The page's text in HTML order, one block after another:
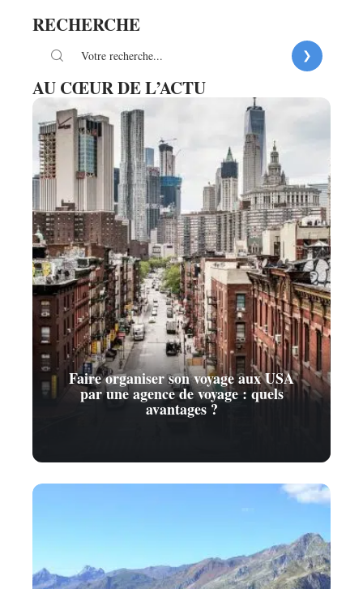
RECHERCHE
AU CŒUR DE L’ACTU
Faire organiser son voyage aux USA
par une agence de voyage : quels
avantages ?